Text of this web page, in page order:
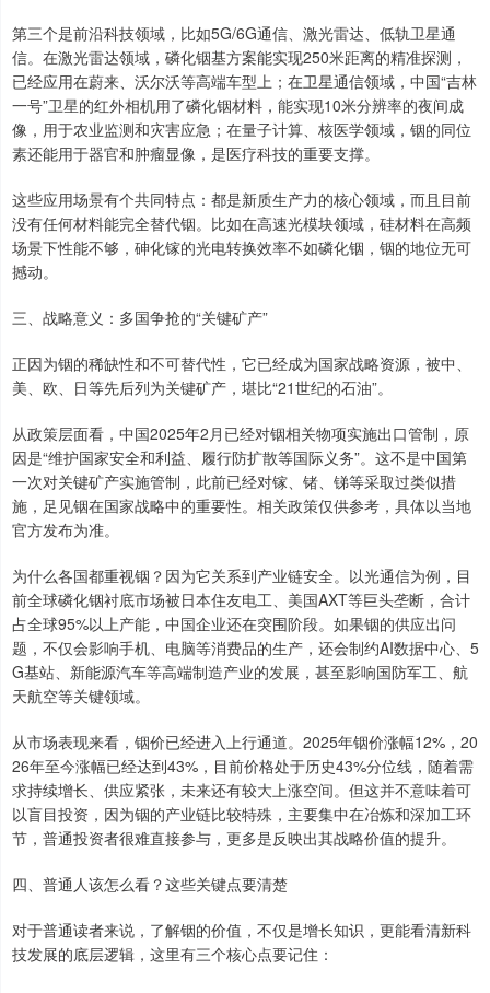
第三个是前沿科技领域，比如5G/6G通信、激光雷达、低轨卫星通
信。在激光雷达领域，磷化铟基方案能实现250米距离的精准探测，
已经应用在蔚来、沃尔沃等高端车型上；在卫星通信领域，中国“吉林
一号”卫星的红外相机用了磷化铟材料，能实现10米分辨率的夜间成
像，用于农业监测和灾害应急；在量子计算、核医学领域，铟的同位
素还能用于器官和肿瘤显像，是医疗科技的重要支撑。
这些应用场景有个共同特点：都是新质生产力的核心领域，而且目前
没有任何材料能完全替代铟。比如在高速光模块领域，硅材料在高频
场景下性能不够，砷化镓的光电转换效率不如磷化铟，铟的地位无可
撼动。
三、战略意义：多国争抢的“关键矿产”
正因为铟的稀缺性和不可替代性，它已经成为国家战略资源，被中、
美、欧、日等先后列为关键矿产，堪比“21世纪的石油”。
从政策层面看，中国2025年2月已经对铟相关物项实施出口管制，原
因是“维护国家安全和利益、履行防扩散等国际义务”。这不是中国第
一次对关键矿产实施管制，此前已经对镓、锗、锑等采取过类似措
施，足见铟在国家战略中的重要性。相关政策仅供参考，具体以当地
官方发布为准。
为什么各国都重视铟？因为它关系到产业链安全。以光通信为例，目
前全球磷化铟衬底市场被日本住友电工、美国AXT等巨头垄断，合计
占全球95%以上产能，中国企业还在突围阶段。如果铟的供应出问
题，不仅会影响手机、电脑等消费品的生产，还会制约AI数据中心、5
G基站、新能源汽车等高端制造产业的发展，甚至影响国防军工、航
天航空等关键领域。
从市场表现来看，铟价已经进入上行通道。2025年铟价涨幅12%，20
26年至今涨幅已经达到43%，目前价格处于历史43%分位线，随着需
求持续增长、供应紧张，未来还有较大上涨空间。但这并不意味着可
以盲目投资，因为铟的产业链比较特殊，主要集中在冶炼和深加工环
节，普通投资者很难直接参与，更多是反映出其战略价值的提升。
四、普通人该怎么看？这些关键点要清楚
对于普通读者来说，了解铟的价值，不仅是增长知识，更能看清新科
技发展的底层逻辑，这里有三个核心点要记住：